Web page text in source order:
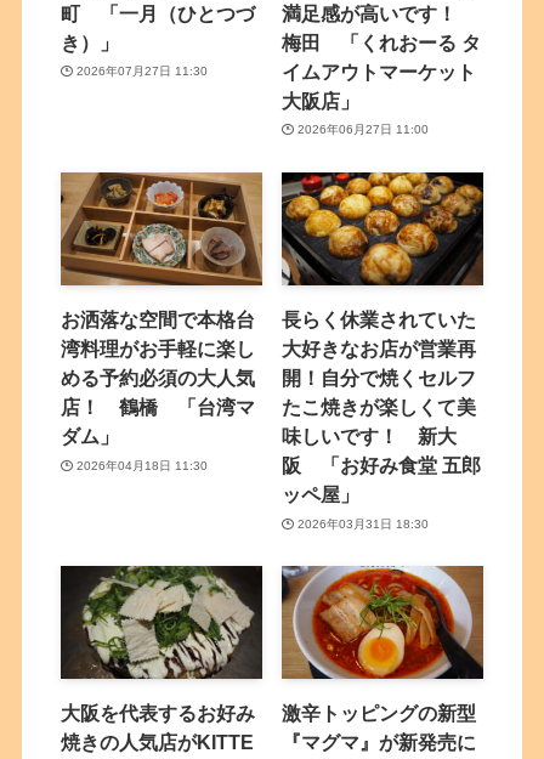
町 「一月（ひとつづ
き）」
2026年07月27日 11:30
満足感が高いです！
梅田 「くれおーる タ
イムアウトマーケット
大阪店」
2026年06月27日 11:00
お洒落な空間で本格台
湾料理がお手軽に楽し
める予約必須の大人気
店！ 鶴橋 「台湾マ
ダム」
2026年04月18日 11:30
長らく休業されていた
大好きなお店が営業再
開！自分で焼くセルフ
たこ焼きが楽しくて美
味しいです！ 新大
阪 「お好み食堂 五郎
ッペ屋」
2026年03月31日 18:30
大阪を代表するお好み
焼きの人気店がKITTE
激辛トッピングの新型
『マグマ』が新発売に